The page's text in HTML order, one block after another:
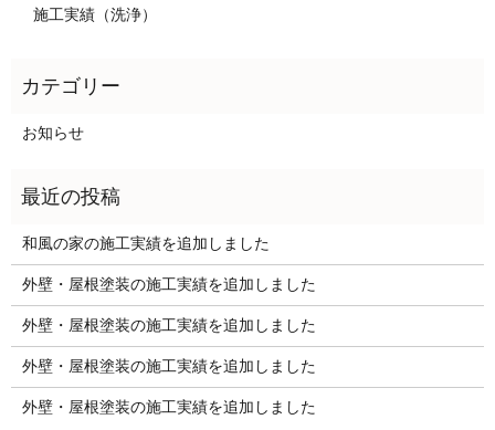
施工実績（洗浄）
お知らせ
和風の家の施工実績を追加しました
外壁・屋根塗装の施工実績を追加しました
外壁・屋根塗装の施工実績を追加しました
外壁・屋根塗装の施工実績を追加しました
外壁・屋根塗装の施工実績を追加しました